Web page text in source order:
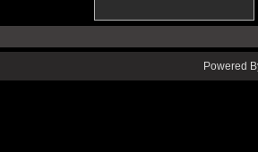
Powered